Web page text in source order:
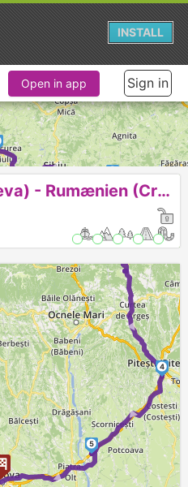
►
►
►
►
►
4
5
Open in app Sign in
2022 Rumænien (Deva) - Rumænien (Craiova)
INSTALL